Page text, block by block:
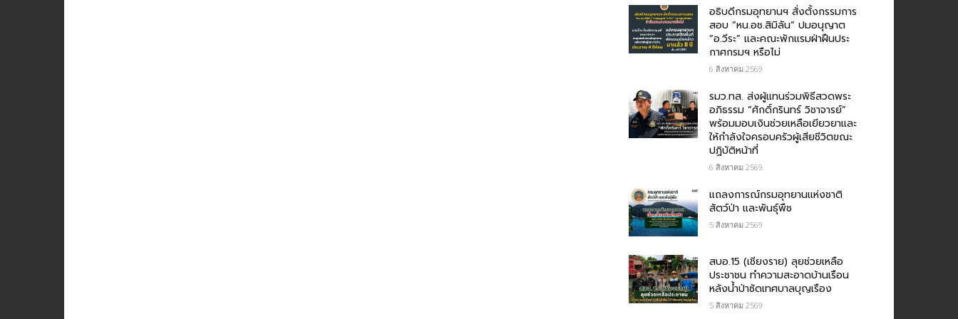
อธิบดีกรมอุทยานฯ​ สั่งตั้งกรรมการ
สอบ “หน.อช.สิมิลัน” ปมอนุญาต
“อ.วีระ” และคณะพักแรมฝ่าฝืนประ
กาศกรมฯ หรือไม่
6 สิงหาคม 2569
รมว.ทส. ส่งผู้แทนร่วมพิธีสวดพระ
อภิธรรม “ศักดิ์กรินทร์ วิชาจารย์”
พร้อมมอบเงินช่วยเหลือเยียวยาและ
ให้กำลังใจครอบครัวผู้เสียชีวิตขณะ
ปฏิบัติหน้าที่
6 สิงหาคม 2569
แถลงการณ์กรมอุทยานแห่งชาติ
สัตว์ป่า และพันธุ์พืช
5 สิงหาคม 2569
สบอ.15 (เชียงราย) ลุยช่วยเหลือ
ประชาชน ทำความสะอาดบ้านเรือน
หลังน้ำป่าซัดเทศบาลบุญเรือง
5 สิงหาคม 2569